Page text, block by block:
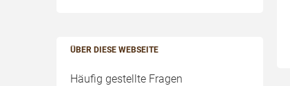
ÜBER DIESE WEBSEITE
Häufig gestellte Fragen